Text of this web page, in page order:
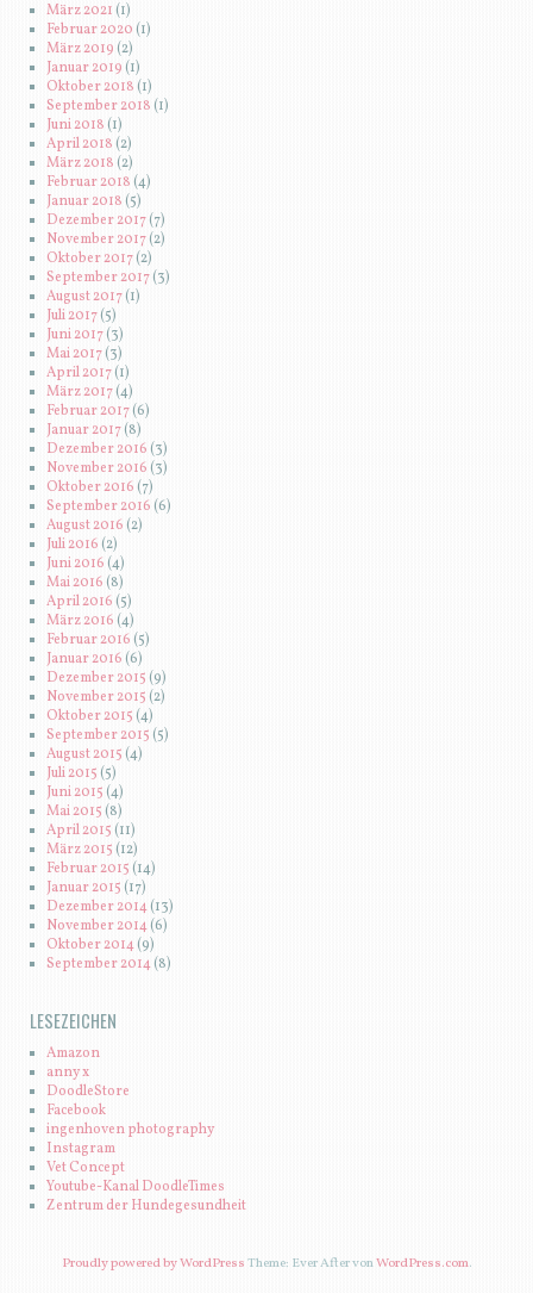
März 2021(1)
Februar 2020 (1)
März 2019 (2)
Januar 2019 (1)
Oktober 2018 (1)
September 2018 (1)
Juni 2018 (1)
April 2018 (2)
März 2018 (2)
Februar 2018(4)
Januar 2018 (5)
Dezember 2017(7)
November 2017(2)
Oktober 2017(2)
September 2017(3)
August 2017(1)
Juli 2017(5)
Juni 2017(3)
Mai 2017(3)
April 2017(1)
März 2017(4)
Februar 2017(6)
Januar 2017(8)
Dezember 2016 (3)
November 2016 (3)
Oktober 2016 (7)
September 2016 (6)
August 2016(2)
Juli 2016 (2)
Juni 2016 (4)
Mai 2016 (8)
April 2016 (5)
März 2016 (4)
Februar 2016(5)
Januar 2016 (6)
Dezember 2015 (9)
November 2015 (2)
Oktober 2015 (4)
September 2015 (5)
August 2015 (4)
Juli 2015 (5)
Juni 2015 (4)
Mai 2015(8)
April 2015 (11)
März 2015(12)
Februar 2015 (14)
Januar 2015 (17)
Dezember 2014(13)
November 2014(6)
Oktober 2014(9)
September 2014(8)
LESEZEICHEN
Amazon
anny x
DoodleStore
Facebook
ingenhoven photography
Instagram
Vet Concept
Youtube-Kanal DoodleTimes
Zentrum der Hundegesundheit
Proudly powered by WordPressTheme: Ever After vonWordPress.com.